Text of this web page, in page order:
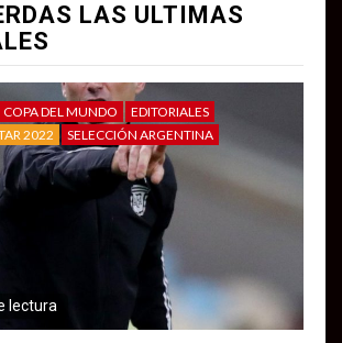
LAS ULTIMAS
COPA DEL MUNDO
EDITORIALES
2022 SELECCIÓN ARGENTINA
lectura